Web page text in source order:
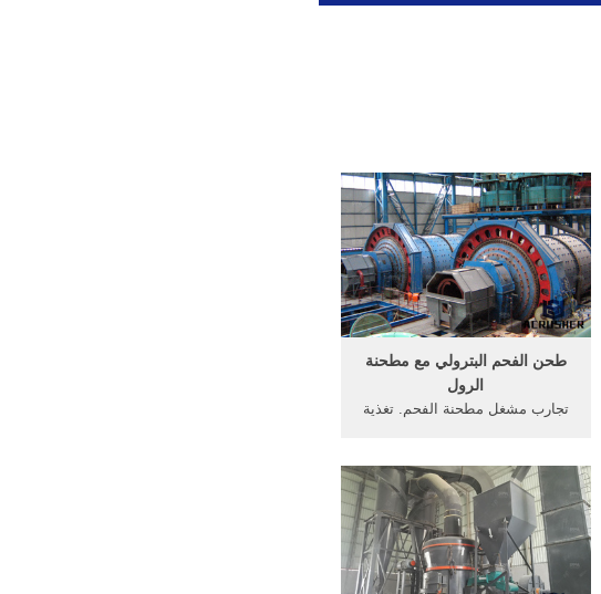
طحن الفحم البترولي مع مطحنة
الرول
تجارب مشغل مطحنة الفحم. تغذية
مطحنة الفحم في محطة توليد,
محطة الفحم المسحوق (انفجار
الأخضر) مطحنة الجير (الألومينا)،
الطريق ملموسة مع مسحوق الحجر,
تحميل دليلنموذج ...